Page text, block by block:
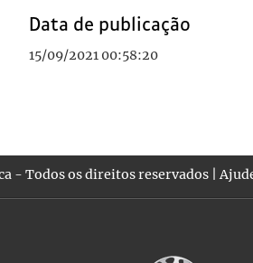
Data de publicação
15/09/2021 00:58:20
- Todos os direitos reservados |